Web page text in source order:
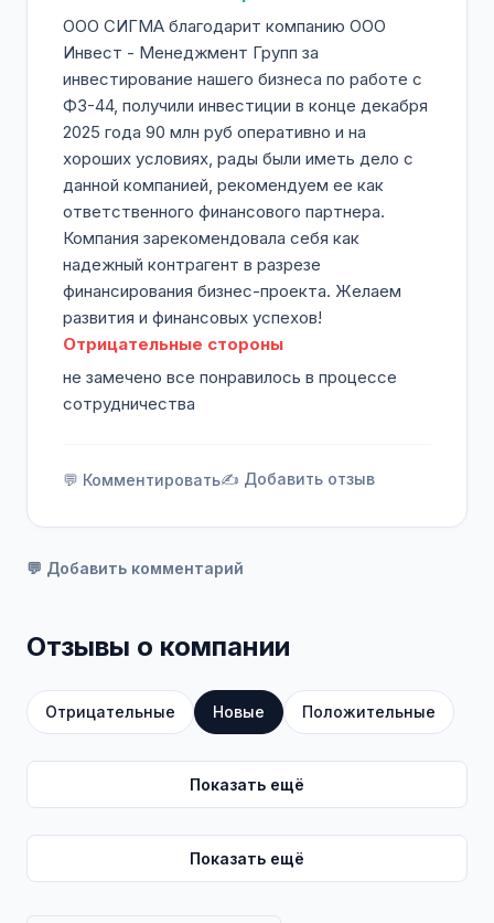
ООО СИГМА благодарит компанию ООО
Инвест - Менеджмент Групп за
инвестирование нашего бизнеса по работе с
ФЗ-44, получили инвестиции в конце декабря
2025 года 90 млн руб оперативно и на
хороших условиях, рады были иметь дело с
данной компанией, рекомендуем ее как
ответственного финансового партнера.
Компания зарекомендовала себя как
надежный контрагент в разрезе
финансирования бизнес-проекта. Желаем
развития и финансовых успехов!
Отрицательные стороны
не замечено все понравилось в процессе
сотрудничества
💬 Комментировать✍️ Добавить отзыв
💬 Добавить комментарий
Отзывы о компании
Отрицательные Новые Положительные
Показать ещё
Показать ещё